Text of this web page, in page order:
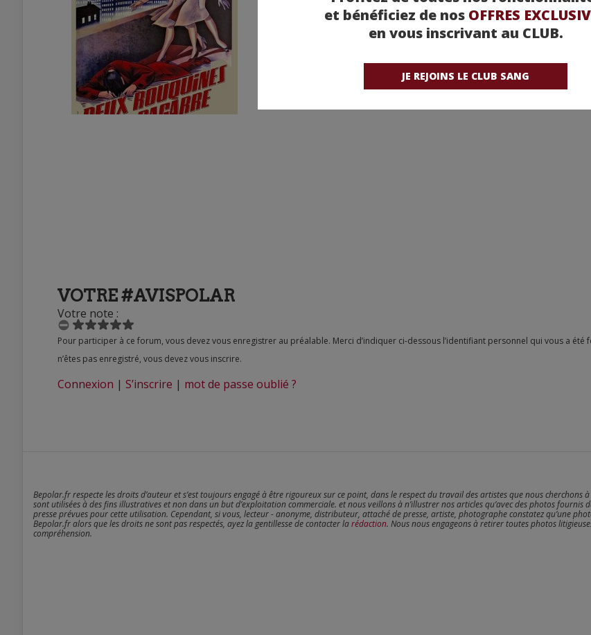
et bénéficiez de nos OFFRES
en vous inscrivant au CLUB.
JE REJOINS LE CLUB SANG
VOTRE #AVISPOLAR
Votre note :
Pour participer à ce forum, vous devez vous enregistrer au préalable. Merci d’indiquer ci-dessous l’identifiant personnel qui vous a été fourni. Si vous
n’êtes pas enregistré, vous devez vous inscrire.
Connexion | S’inscrire | mot de passe oublié ?
Bepolar.fr respecte les droits d’auteur et s’est toujours engagé à être rigoureux sur ce point, dans le respect du travail des artistes que nous cherchons
sont utilisées à des fins illustratives et non dans un but d’exploitation commerciale. et nous veillons à n’illustrer nos articles qu’avec des photos fournis
presse prévues pour cette utilisation. Cependant, si vous, lecteur - anonyme, distributeur, attaché de presse, artiste, photographe constatez qu’une
Bepolar.fr alors que les droits ne sont pas respectés, ayez la gentillesse de contacter larédaction. Nous nous engageons à retirer toutes photos
compréhension.